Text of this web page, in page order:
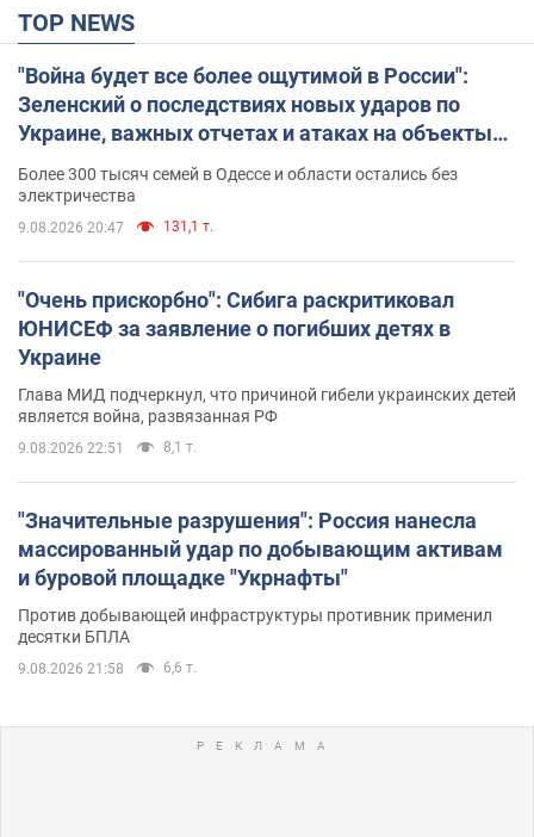
TOP NEWS
"Война будет все более ощутимой в России":
Зеленский о последствиях новых ударов по
Украине, важных отчетах и атаках на объекты
противника. Видео
Более 300 тысяч семей в Одессе и области остались без
электричества
9.08.2026 20:47 131,1 т.
"Очень прискорбно": Сибига раскритиковал
ЮНИСЕФ за заявление о погибших детях в
Украине
Глава МИД подчеркнул, что причиной гибели украинских детей
является война, развязанная РФ
9.08.2026 22:51 8,1 т.
"Значительные разрушения": Россия нанесла
массированный удар по добывающим активам
и буровой площадке "Укрнафты"
Против добывающей инфраструктуры противник применил
десятки БПЛА
9.08.2026 21:58 6,6 т.